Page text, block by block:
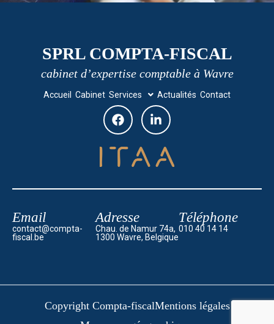
SPRL COMPTA-FISCAL
cabinet d’expertise comptable à Wavre
Accueil Cabinet Services Actualités Contact
Email
contact@compta-
fiscal.be
Adresse
Chau. de Namur 74a,
1300 Wavre, Belgique
Téléphone
010 40 14 14
Copyright Compta-fiscalMentions légales